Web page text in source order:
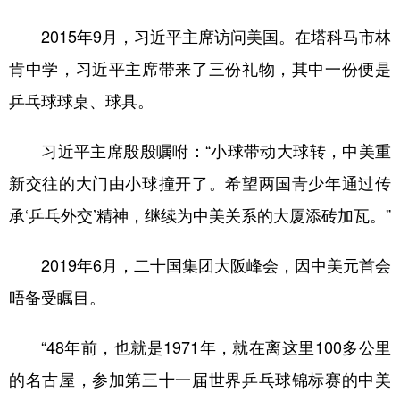
2015年9月，习近平主席访问美国。在塔科马市林
肯中学，习近平主席带来了三份礼物，其中一份便是
乒乓球球桌、球具。
习近平主席殷殷嘱咐：“小球带动大球转，中美重
新交往的大门由小球撞开了。希望两国青少年通过传
承‘乒乓外交’精神，继续为中美关系的大厦添砖加瓦。”
2019年6月，二十国集团大阪峰会，因中美元首会
晤备受瞩目。
“48年前，也就是1971年，就在离这里100多公里
的名古屋，参加第三十一届世界乒乓球锦标赛的中美